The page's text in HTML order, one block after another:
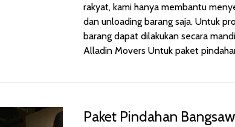
rakyat, kami hanya membantu
dan unloading barang saja. Untuk
barang dapat dilakukan secara
Alladin Movers Untuk paket
Paket Pindahan